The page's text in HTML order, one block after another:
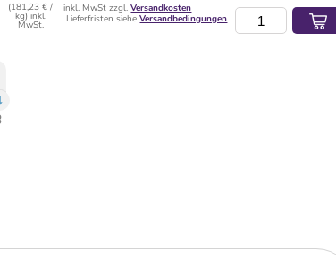
(181,23 € /
kg) inkl.
MwSt.
inkl. MwSt zzgl.Versandkosten
Lieferfristen sieheVersandbedingungen